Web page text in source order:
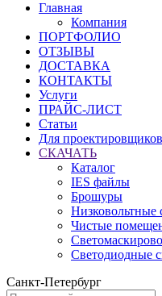
Главная
Компания
ПОРТФОЛИО
ОТЗЫВЫ
ДОСТАВКА
КОНТАКТЫ
Услуги
ПРАЙС-ЛИСТ
Статьи
Для проектировщиков
СКАЧАТЬ
Каталог
IES файлы
Брошуры
Низковольтные
Чистые
Светодиодные
Санкт-Петербург